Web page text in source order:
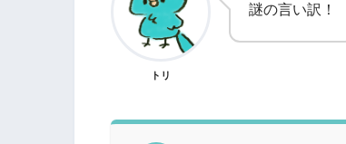
トリ
謎の言い訳！